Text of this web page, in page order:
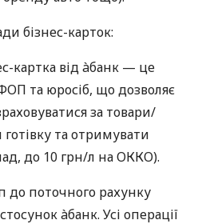
бізнес-карток:
картка від àбанк — це
та юросіб, що дозволяє
за товари/
та отримувати
до 10 грн/л на ОККО).
до поточного рахунку
àбанк. Усі операції